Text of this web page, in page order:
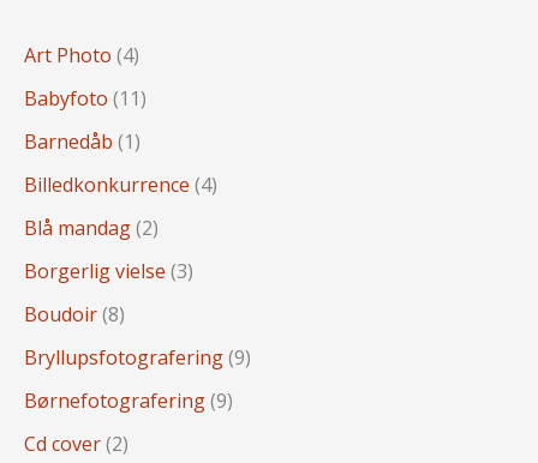
Art Photo (4)
Babyfoto (11)
Barnedåb (1)
Billedkonkurrence (4)
Blå mandag(2)
Borgerlig vielse (3)
Boudoir(8)
Bryllupsfotografering(9)
Børnefotografering(9)
Cd cover(2)